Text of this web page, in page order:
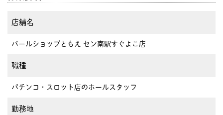
店舗名
パールショップともえ セン南駅すぐよこ店
職種
パチンコ・スロット店のホールスタッフ
勤務地